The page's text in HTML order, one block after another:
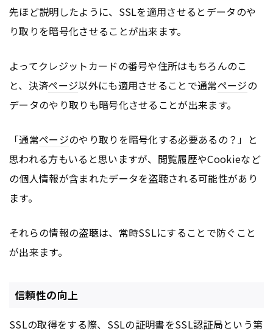
先ほど説明したように、SSLを適用させるとデータのや
り取りを暗号化させることが出来ます。
よってクレジットカードの番号や住所はもちろんのこ
と、決済ページ以外にも適用させることで通常ページの
データのやり取りも暗号化させることが出来ます。
「通常ページのやり取りを暗号化する必要あるの？」と
思われる方もいると思いますが、閲覧履歴やCookieなど
の個人情報が含まれたデータを盗聴される可能性があり
ます。
それらの情報の盗聴は、常時SSLにすることで防ぐこと
が出来ます。
信頼性の向上
SSLの取得をする際、SSLの証明書をSSL認証局という第